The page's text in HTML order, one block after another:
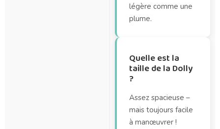
légère comme une
plume.
Quelle est la
taille de la Dolly
?
Assez spacieuse –
mais toujours facile
à manœuvrer !